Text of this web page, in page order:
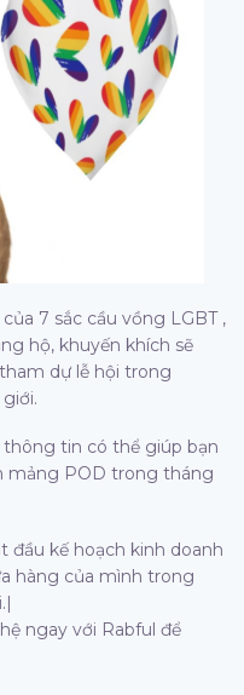
7 sắc cầu vồng LGBT ,
hộ, khuyến khích sẽ
dự lễ hội trong
tin có thể giúp bạn
mảng POD trong tháng
đầu kế hoạch kinh doanh
hàng của mình trong
ngay với Rabful để